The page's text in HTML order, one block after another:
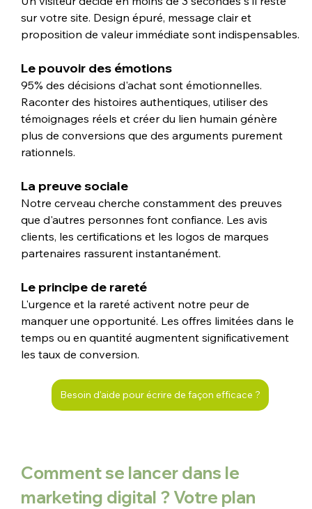
sur votre site. Design épuré, message clair et
proposition de valeur immédiate sont indispensables.
Le pouvoir des émotions
95% des décisions d'achat sont émotionnelles.
Raconter des histoires authentiques, utiliser des
témoignages réels et créer du lien humain génère
plus de conversions que des arguments purement
rationnels.
La preuve sociale
Notre cerveau cherche constamment des preuves
que d'autres personnes font confiance. Les avis
clients, les certifications et les logos de marques
partenaires rassurent instantanément.
Le principe de rareté
L'urgence et la rareté activent notre peur de
manquer une opportunité. Les offres limitées dans le
temps ou en quantité augmentent significativement
les taux de conversion.
Besoin d'aide pour écrire de façon efficace ?
Comment se lancer dans le
marketing digital ? Votre plan